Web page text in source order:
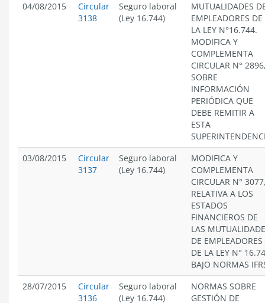
04/08/2015
Circular
3138
Seguro laboral
(Ley 16.744)
MUTUALIDADES
EMPLEADORES DE
LA LEY N°16.744.
MODIFICA Y
COMPLEMENTA
CIRCULAR N°
SOBRE
INFORMACIÓN
PERIÓDICA QUE
DEBE REMITIR A
ESTA
03/08/2015
Circular
3137
Seguro laboral
(Ley 16.744)
MODIFICA Y
COMPLEMENTA
CIRCULAR N°
RELATIVA A LOS
ESTADOS
FINANCIEROS DE
LAS
DE EMPLEADORES
DE LA LEY N°
BAJO NORMAS
28/07/2015
Circular
3136
Seguro laboral
(Ley 16.744)
NORMAS SOBRE
GESTIÓN DE